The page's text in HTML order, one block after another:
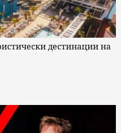
дестинации на